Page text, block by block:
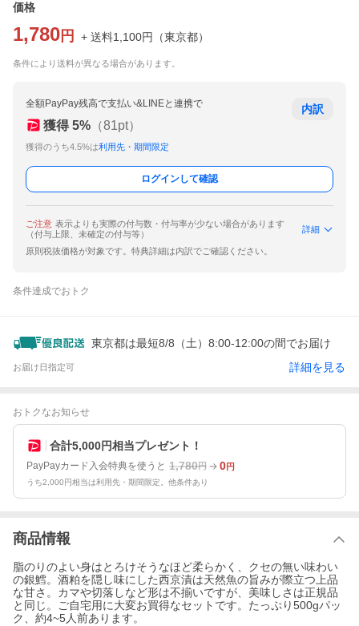
価格
1,780 円 + 送料1,100円 （東京都）
条件により送料が異なる場合があります。
全額PayPay残高で支払い&LINEと連携で
獲得 5% （81pt）
獲得のうち4.5%は利用先・期間限定
内訳
ログインして確認
ご注意 表示よりも実際の付与数・付与率が少ない場合があります
（付与上限、未確定の付与等）
詳細
原則税抜価格が対象です。特典詳細は内訳でご確認ください。
条件達成でおトク
東京都は最短8/8（土）8:00-12:00の間でお届け
お届け日指定可 詳細を見る
おトクなお知らせ
合計5,000円相当プレゼント！
PayPayカード入会特典を使うと 1,780円 0円
うち2,000円相当は利用先・期間限定。他条件あり
商品情報
脂のりのよい身はとろけそうなほど柔らかく、クセの無い味わい
の銀鱈。酒粕を隠し味にした西京漬は天然魚の旨みが際立つ上品
な甘さ。カマや切落しなど形は不揃いですが、美味しさは正規品
と同じ。ご自宅用に大変お買得なセットです。たっぷり500gパッ
ク、約4~5人前あります。